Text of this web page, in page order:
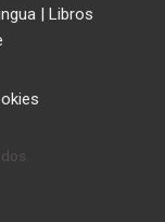
| Libros